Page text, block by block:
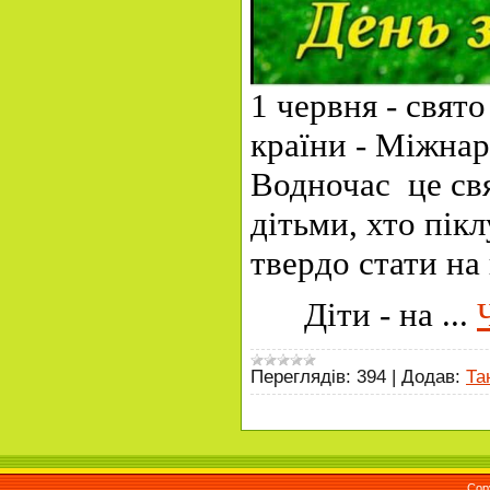
1 червня -
країни -
Водночас це
дітьми, хто
твердо стати
Діти - на ...
Переглядів: 394 | Додав: